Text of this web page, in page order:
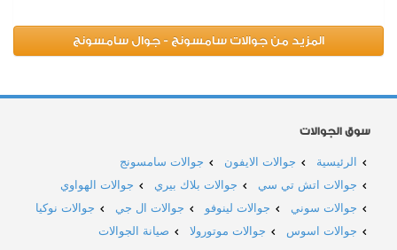
المزيد من جوالات سامسونج - جوال سامسونج
سوق الجوالات
الرئيسية جوالات الايفون
جوالات سامسونج
جوالات اتش تي سي
جوالات بلاك بيري
جوالات الهواوي
جوالات سوني
جوالات لينوفو جوالات ال جي
جوالات نوكيا
جوالات اسوس
جوالات موتورولا صيانة الجوالات